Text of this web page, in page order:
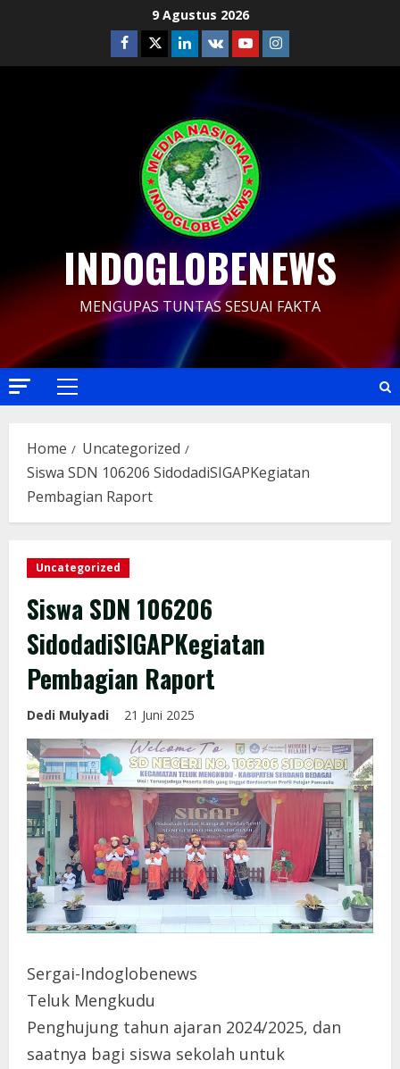
9 Agustus 2026
Facebook
TwitterLinkedin
VK YoutubeInstagram
INDOGLOBENEWS
MENGUPAS TUNTAS SESUAI FAKTA
Primary
Home
Uncategorized
Siswa SDN 106206 SidodadiSIGAPKegiatan
Pembagian Raport
Uncategorized
Siswa SDN 106206
SidodadiSIGAPKegiatan
Pembagian Raport
Dedi Mulyadi 21 Juni 2025
Sergai-Indoglobenews
Teluk Mengkudu
Penghujung tahun ajaran 2024/2025, dan
saatnya bagi siswa sekolah untuk